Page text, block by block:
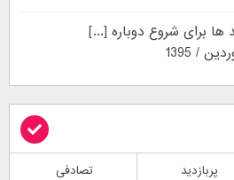
ها برای شروع دوباره [...]
پربازدید تصادفی